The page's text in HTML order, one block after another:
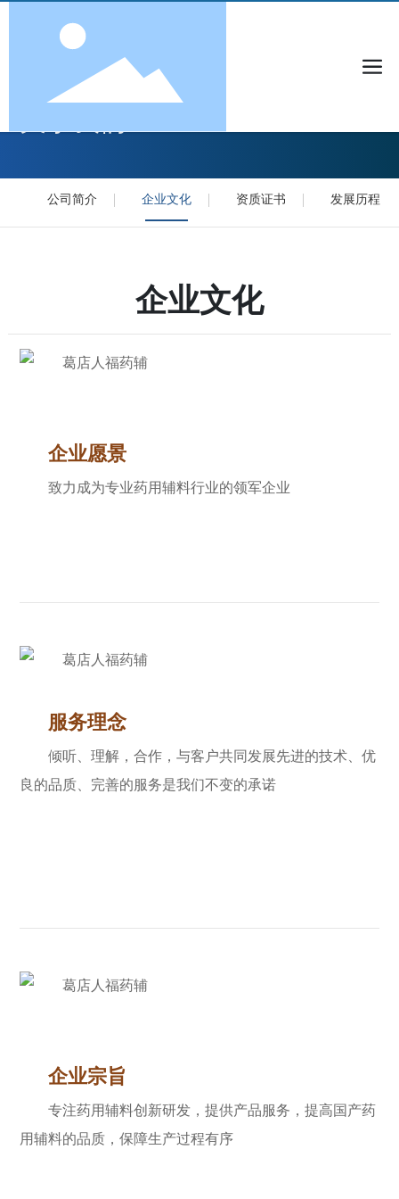
公司简介 企业文化 资质证书 发展历程
企业文化
企业愿景
致力成为专业药用辅料行业的领军企业
服务理念
倾听、理解，合作，与客户共同发展先进的技术、优
良的品质、完善的服务是我们不变的承诺
企业宗旨
专注药用辅料创新研发，提供产品服务，提高国产药
用辅料的品质，保障生产过程有序